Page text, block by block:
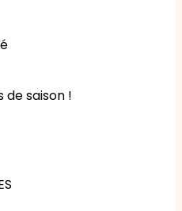
de saison !